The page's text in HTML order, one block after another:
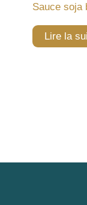
Sauce soja
Lire la